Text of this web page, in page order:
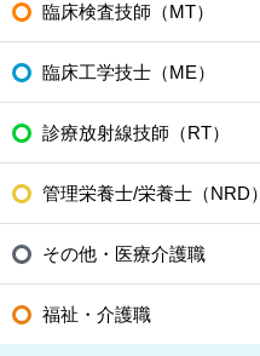
臨床検査技師（MT）
臨床工学技士（ME）
診療放射線技師（RT）
管理栄養士/栄養士（NRD）
その他・医療介護職
福祉・介護職